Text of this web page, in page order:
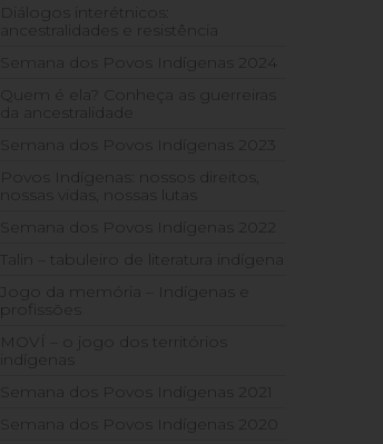
Diálogos interétnicos:
ancestralidades e resistência
Semana dos Povos Indígenas 2024
Quem é ela? Conheça as guerreiras
da ancestralidade
Semana dos Povos Indígenas 2023
Povos Indígenas: nossos direitos,
nossas vidas, nossas lutas
Semana dos Povos Indígenas 2022
Talin – tabuleiro de literatura indígena
Jogo da memória – Indígenas e
profissões
MOVÍ – o jogo dos territórios
indígenas
Semana dos Povos Indígenas 2021
Semana dos Povos Indígenas 2020